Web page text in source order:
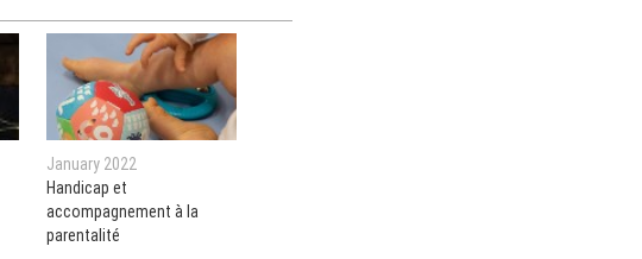
January 2022
Handicap et
accompagnement à la
parentalité